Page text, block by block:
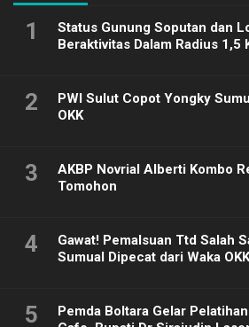
1
Status Gunung Soputan dan
Beraktivitas Dalam Radius 1,5
2
PWI Sulut Copot Yongky
OKK
3
AKBP Novrial Alberti Kombo
Tomohon
4
Gawat! Pemalsuan Ttd Salah
Sumual Dipecat dari Waka
5
Pemda Boltara Gelar